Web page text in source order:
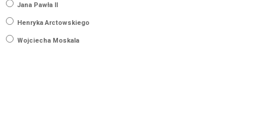
Jana Pawła II
Henryka Arctowskiego
Wojciecha Moskala